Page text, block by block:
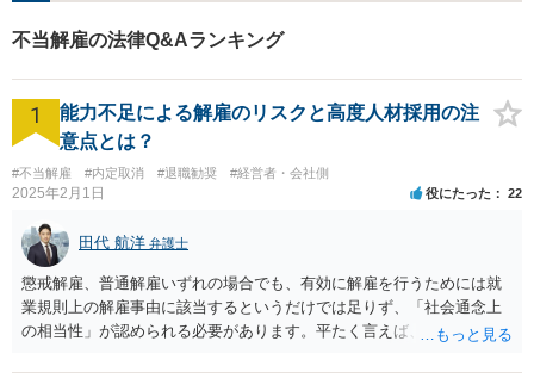
不当解雇の法律Q&Aランキング
1
能力不足による解雇のリスクと高度人材採用の注
意点とは？
#不当解雇 #内定取消 #退職勧奨 #経営者・会社側
2025年2月1日 役にたった 22
田代 航洋 弁護士
懲戒解雇、普通解雇いずれの場合でも、有効に解雇を行うためには就
業規則上の解雇事由に該当するというだけでは足りず、「社会通念上
の相当性」が認められる必要があります。平たく言えば、解雇の原因
れます。 日本の労働法上、解雇は非常にハードルが高いです。 解雇が